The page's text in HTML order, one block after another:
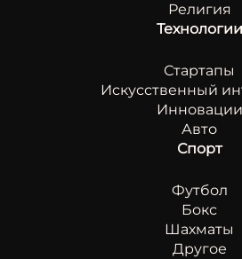
Религия
Технологии
Стартапы
Искусственный
Инновации
Авто
Спорт
Футбол
Бокс
Шахматы
Другое